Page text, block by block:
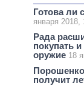
Готова ли
января 2018,
Рада
покупать
оружие 18
Порошенко
получит